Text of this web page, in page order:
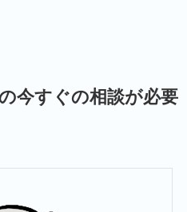
今すぐの相談が必要